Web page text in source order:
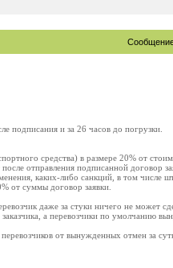
подписания и за 26 часов до погрузки.
средства) в размере 20% от
отправления подписанной договор
каких-либо санкций, в том числе
от суммы договор заявки.
даже за стуки ничего не может
а перевозчики по умолчанию
от вынужденных отмен за